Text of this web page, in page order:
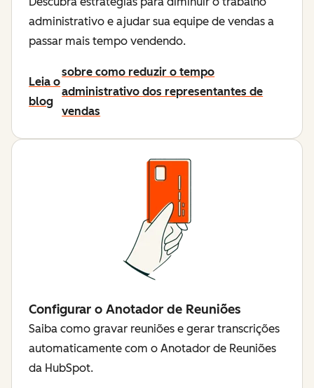
administrativo e ajudar sua equipe de vendas a
passar mais tempo vendendo.
Leia o
blog
sobre como reduzir o tempo
administrativo dos representantes de
vendas
Configurar o Anotador de Reuniões
Saiba como gravar reuniões e gerar transcrições
automaticamente com o Anotador de Reuniões
da HubSpot.